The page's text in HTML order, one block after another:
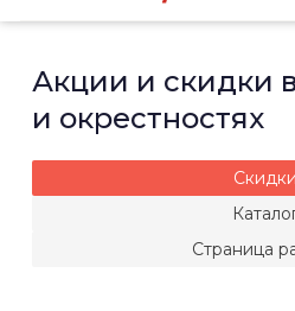
Акции и скидки
и окрестностях
Скидки
Страница